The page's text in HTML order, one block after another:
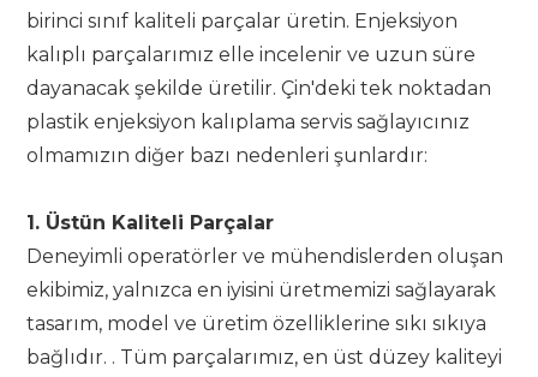
birinci sınıf kaliteli parçalar üretin. Enjeksiyon
kalıplı parçalarımız elle incelenir ve uzun süre
dayanacak şekilde üretilir. Çin'deki tek noktadan
plastik enjeksiyon kalıplama servis sağlayıcınız
olmamızın diğer bazı nedenleri şunlardır:
1. Üstün Kaliteli Parçalar
Deneyimli operatörler ve mühendislerden oluşan
ekibimiz, yalnızca en iyisini üretmemizi sağlayarak
tasarım, model ve üretim özelliklerine sıkı sıkıya
bağlıdır. . Tüm parçalarımız, en üst düzey kaliteyi